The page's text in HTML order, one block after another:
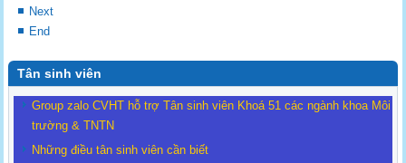
Next
End
Tân sinh viên
Group zalo CVHT hỗ trợ Tân sinh viên Khoá 51 các ngành khoa Môi
trường & TNTN
Những điều tân sinh viên cần biết